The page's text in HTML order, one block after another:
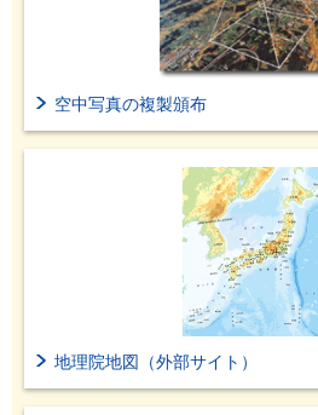
空中写真の複製頒布
地理院地図（外部サイト）